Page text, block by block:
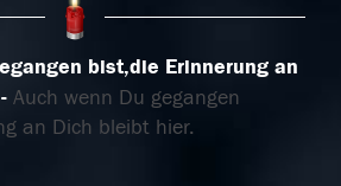
bist,die Erinnerung an
Auch wenn Du gegangen
an Dich bleibt hier.